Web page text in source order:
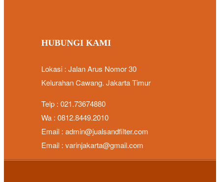
HUBUNGI KAMI
Lokasi : Jalan Arus Nomor 30
Kelurahan Cawang. Jakarta Timur
Telp : 021.73674880
Wa : 0812.8449.2010
Email : admin@jualsandfilter.com
Email : varinjakarta@gmail.com